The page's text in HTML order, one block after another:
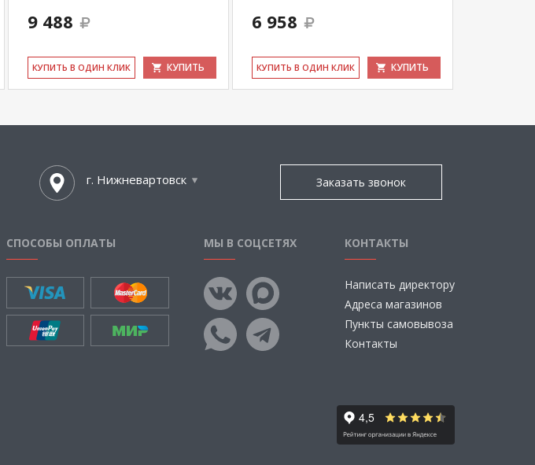
9 488
КУ­ПИТЬ В ОДИН КЛИК КУПИТЬ
6 958
КУ­ПИТЬ В ОДИН КЛИК КУПИТЬ
г. Нижневартовск Заказать звонок
СПОСОБЫ ОПЛАТЫ МЫ В СОЦСЕТЯХ КОНТАКТЫ
Написать директору
Адреса магазинов
Пункты самовывоза
Контакты